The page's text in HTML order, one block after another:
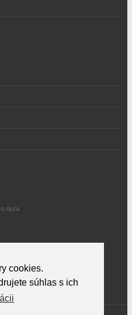
cookies.
súhlas s ich
Aura